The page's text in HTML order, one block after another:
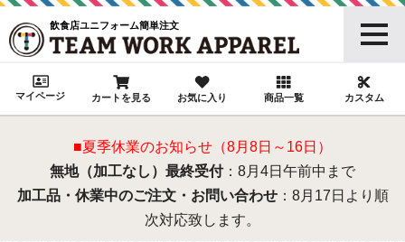
飲食店ユニフォーム簡単注文
マイページ カートを見る お気に入り 商品一覧 カスタム
■夏季休業のお知らせ（8月8日～16日）
無地（加工なし）最終受付：8月4日午前中まで
加工品・休業中のご注文・お問い合わせ：8月17日より順
次対応致します。